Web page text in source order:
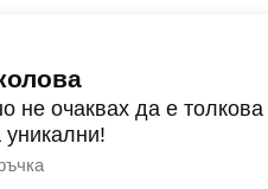
не очаквах да е
уникални!